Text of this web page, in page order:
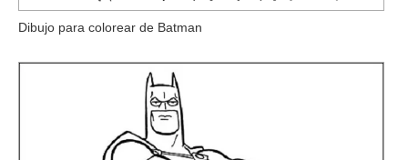
Dibujo para colorear de Batman